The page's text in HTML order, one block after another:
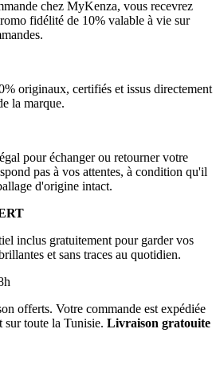
chez MyKenza, vous recevrez
fidélité de 10% valable à vie sur
originaux, certifiés et issus directement
la marque.
pour échanger ou retourner votre
pas à vos attentes, à condition qu'il
d'origine intact.
inclus gratuitement pour garder vos
et sans traces au quotidien.
offerts. Votre commande est expédiée
sur toute la Tunisie. Livraison gratouite